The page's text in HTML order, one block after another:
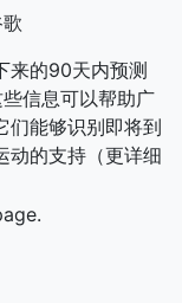
来的90天内预测
信息可以帮助广
们能够识别即将到
动的支持（更详细